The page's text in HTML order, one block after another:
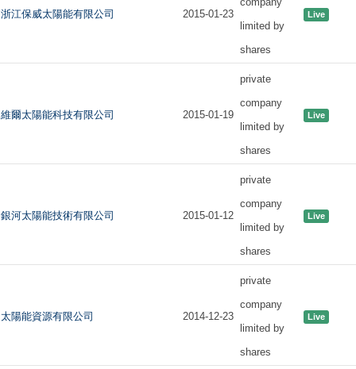
浙江保威太陽能有限公司 2015-01-23
limited by
shares
Live
維爾太陽能科技有限公司 2015-01-19
private
company
limited by
shares
Live
銀河太陽能技術有限公司 2015-01-12
private
company
limited by
shares
Live
太陽能資源有限公司 2014-12-23
private
company
limited by
shares
Live